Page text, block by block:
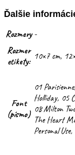
Ďalšie
Rozmery -
Rozmer
etikety: 10×7 cm,
Font
(písmo)
01
Holliday, 05
08 Milton
The Heart
Personal